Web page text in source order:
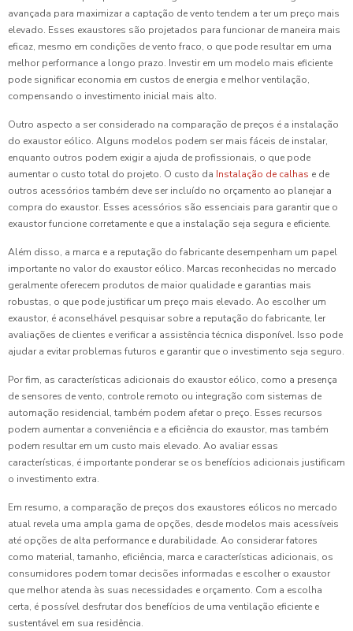
avançada para maximizar a captação de vento tendem a ter um preço mais
elevado. Esses exaustores são projetados para funcionar de maneira mais
eficaz, mesmo em condições de vento fraco, o que pode resultar em uma
melhor performance a longo prazo. Investir em um modelo mais eficiente
pode significar economia em custos de energia e melhor ventilação,
compensando o investimento inicial mais alto.
Outro aspecto a ser considerado na comparação de preços é a instalação
do exaustor eólico. Alguns modelos podem ser mais fáceis de instalar,
enquanto outros podem exigir a ajuda de profissionais, o que pode
aumentar o custo total do projeto. O custo da Instalação de calhas e de
outros acessórios também deve ser incluído no orçamento ao planejar a
compra do exaustor. Esses acessórios são essenciais para garantir que o
exaustor funcione corretamente e que a instalação seja segura e eficiente.
Além disso, a marca e a reputação do fabricante desempenham um papel
importante no valor do exaustor eólico. Marcas reconhecidas no mercado
geralmente oferecem produtos de maior qualidade e garantias mais
robustas, o que pode justificar um preço mais elevado. Ao escolher um
exaustor, é aconselhável pesquisar sobre a reputação do fabricante, ler
avaliações de clientes e verificar a assistência técnica disponível. Isso pode
ajudar a evitar problemas futuros e garantir que o investimento seja seguro.
Por fim, as características adicionais do exaustor eólico, como a presença
de sensores de vento, controle remoto ou integração com sistemas de
automação residencial, também podem afetar o preço. Esses recursos
podem aumentar a conveniência e a eficiência do exaustor, mas também
podem resultar em um custo mais elevado. Ao avaliar essas
características, é importante ponderar se os benefícios adicionais justificam
o investimento extra.
Em resumo, a comparação de preços dos exaustores eólicos no mercado
atual revela uma ampla gama de opções, desde modelos mais acessíveis
até opções de alta performance e durabilidade. Ao considerar fatores
como material, tamanho, eficiência, marca e características adicionais, os
consumidores podem tomar decisões informadas e escolher o exaustor
que melhor atenda às suas necessidades e orçamento. Com a escolha
certa, é possível desfrutar dos benefícios de uma ventilação eficiente e
sustentável em sua residência.